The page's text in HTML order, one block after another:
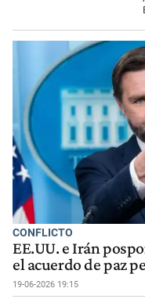
CONFLICTO
EE.UU. e Irán
el acuerdo de paz
19-06-2026 19:15